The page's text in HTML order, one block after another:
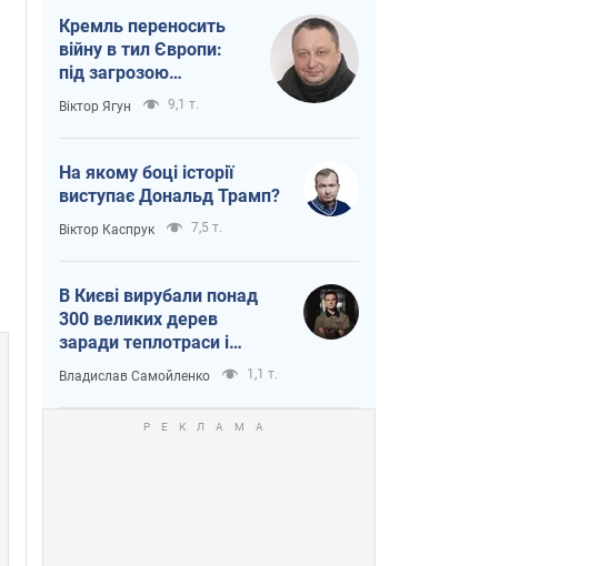
Кремль переносить
війну в тил Європи:
під загрозою
критична логістика
Віктор Ягун 9,1 т.
На якому боці історії
виступає Дональд Трамп?
Віктор Каспрук 7,5 т.
В Києві вирубали понад
300 великих дерев
заради теплотраси і
всупереч Генплану
Владислав Самойленко 1,1 т.